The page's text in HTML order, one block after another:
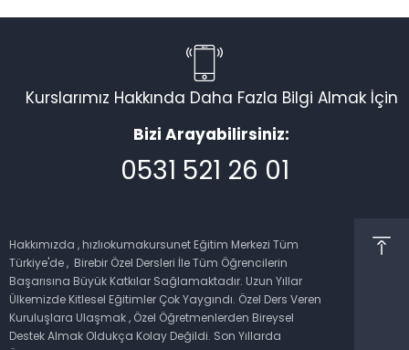
Kurslarımız Hakkında Daha Fazla Bilgi Almak İçin
Bizi Arayabilirsiniz:
0531 521 26 01
Hakkımızda , hızlıokumakursunet Eğitim Merkezi Tüm
Türkiye'de , Birebir Özel Dersleri İle Tüm Öğrencilerin
Başarısına Büyük Katkılar Sağlamaktadır. Uzun Yıllar
Ülkemizde Kitlesel Eğitimler Çok Yaygındı. Özel Ders Veren
Kuruluşlara Ulaşmak , Özel Öğretmenlerden Bireysel
Destek Almak Oldukça Kolay Değildi. Son Yıllarda
Cevap Yaz